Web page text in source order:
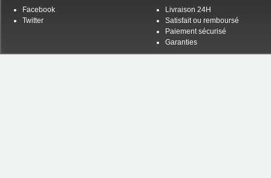
Facebook
Twitter
Livraison 24H
Satisfait ou remboursé
Paiement sécurisé
Garanties